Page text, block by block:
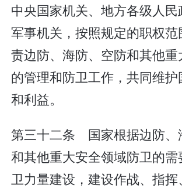
中央国家机关、地方各级人
军事机关，按照规定的职权范
责边防、海防、空防和其他
的管理和防卫工作，共同维
和利益。
第三十二条 国家根据边防、
和其他重大安全领域防卫的
卫力量建设，建设作战、指